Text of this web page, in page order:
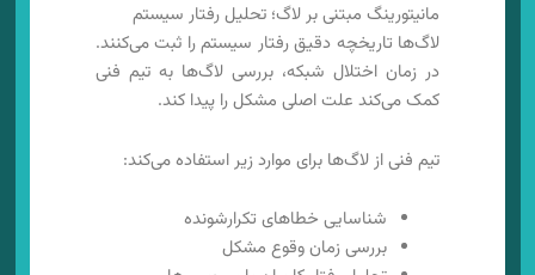
مانیتورینگ مبتنی بر لاگ؛ تحلیل رفتار سیستم
لاگ‌ها تاریخچه دقیق رفتار سیستم را ثبت می‌کنند.
در زمان اختلال شبکه، بررسی لاگ‌ها به تیم فنی
کمک می‌کند علت اصلی مشکل را پیدا کند.
تیم فنی از لاگ‌ها برای موارد زیر استفاده می‌کند:
شناسایی خطاهای تکرارشونده
بررسی زمان وقوع مشکل